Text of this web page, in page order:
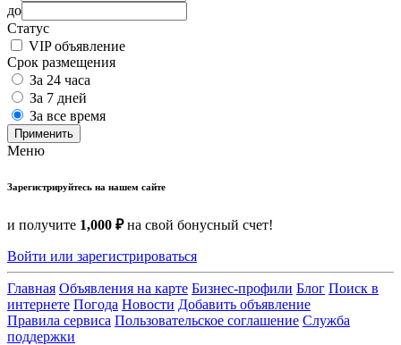
до
Статус
VIP объявление
Срок размещения
За 24 часа
За 7 дней
За все время
Применить
Меню
Зарегистрируйтесь на нашем сайте
и получите 1,000 ₽на свой бонусный счет!
Войти или зарегистрироваться
Главная Объявления на карте Бизнес-профили Блог Поиск в
интернете Погода Новости Добавить объявление
Правила сервиса Пользовательское соглашение Служба
поддержки